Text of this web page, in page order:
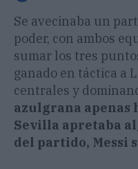
Se avecinaba un
poder, con ambos
sumar los tres
ganado en táctica a
centrales y
azulgrana apenas
Sevilla apretaba
del partido, Messi